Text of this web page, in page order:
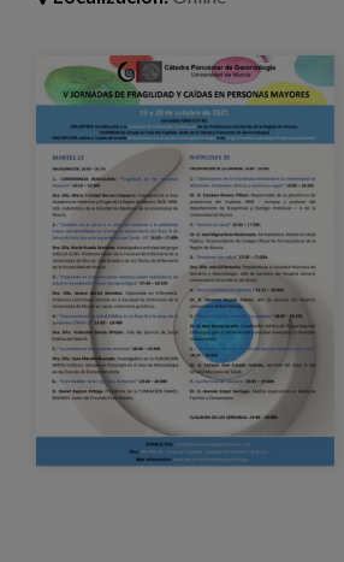
jornada_catedraponcemar.jpeg